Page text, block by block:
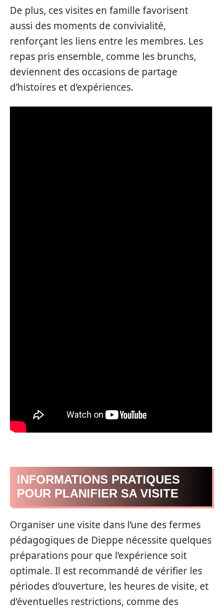
De plus, ces visites en famille favorisent
aussi des moments de convivialité,
renforçant les liens entre les membres. Les
repas pris ensemble, comme les brunchs,
deviennent des occasions de partage
d’histoires et d’expériences.
INFORMATIONS PRATIQUES
POUR PLANIFIER SA VISITE
Organiser une visite dans l’une des fermes
pédagogiques de Dieppe nécessite quelques
préparations pour que l’expérience soit
optimale. Il est recommandé de vérifier les
périodes d’ouverture, les heures de visite, et
d’éventuelles restrictions, comme des